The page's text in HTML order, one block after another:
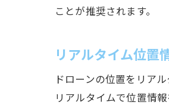
ことが推奨されます。
リアルタイム位置
ドローンの位置をリア
リアルタイムで位置情